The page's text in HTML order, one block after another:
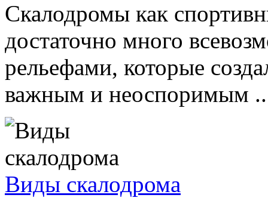
Скалодромы как
достаточно много
рельефами, которые
важным и неоспоримым
Виды скалодрома